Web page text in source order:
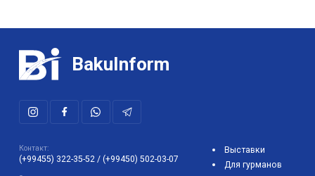
BakuInform
Контакт:
(+99455) 322-35-52 / (+99450) 502-03-07
Выставки
Для гурманов